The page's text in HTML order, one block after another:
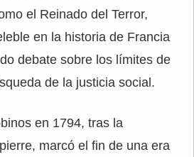
el Reinado del Terror,
en la historia de Francia
debate sobre los límites de
de la justicia social.
en 1794, tras la
marcó el fin de una era